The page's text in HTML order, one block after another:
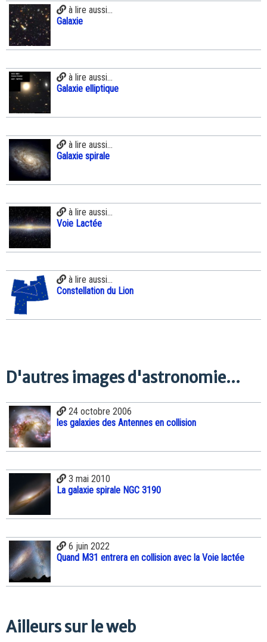
à lire aussi...
Galaxie
à lire aussi...
Galaxie elliptique
à lire aussi...
Galaxie spirale
à lire aussi...
Voie Lactée
à lire aussi...
Constellation du Lion
D'autres images d'astronomie...
24 octobre 2006
les galaxies des Antennes en collision
3 mai 2010
La galaxie spirale NGC 3190
6 juin 2022
Quand M31 entrera en collision avec la Voie lactée
Ailleurs sur le web